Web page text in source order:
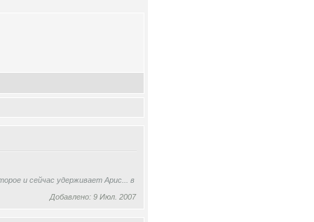
и сейчас удерживает Арис... в
Добавлено: 9 Июл. 2007